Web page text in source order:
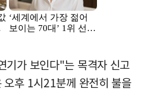
기가 보인다"는 목격자 신고
오후 1시21분께 완전히 불을